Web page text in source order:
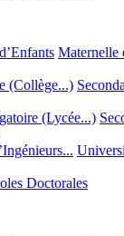
Maternelle
(Collège...)
(Lycée...)
Doctorales